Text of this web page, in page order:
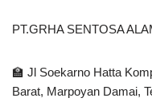
PT.GRHA SENTOSA
🏫 Jl Soekarno Hatta
Barat, Marpoyan Damai,